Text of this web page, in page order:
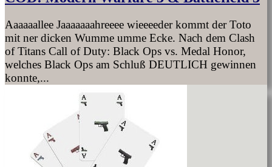
Aaaaaallee Jaaaaaaahreeee wieeeeder kommt der Toto
mit ner dicken Wumme umme Ecke. Nach dem Clash
of Titans Call of Duty: Black Ops vs. Medal Honor,
welches Black Ops am Schluß DEUTLICH gewinnen
konnte,...